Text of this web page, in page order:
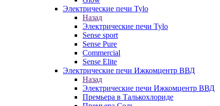
Электрические печи Tylo
Назад
Электрические печи Tylo
Sense sport
Sense Pure
Commercial
Sense Elite
Электрические печи Ижкомцентр ВВД
Назад
Электрические печи Ижкомцентр ВВД
Премьера в Талькохлориде